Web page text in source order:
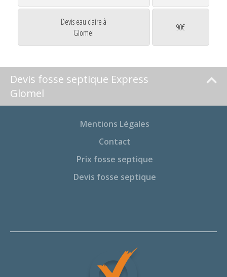
Devis eau claire à
Glomel
90€
Devis fosse septique Express
Glomel
Mentions Légales
Contact
Prix fosse septique
Devis fosse septique